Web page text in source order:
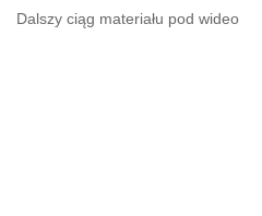
Dalszy ciąg materiału pod wideo